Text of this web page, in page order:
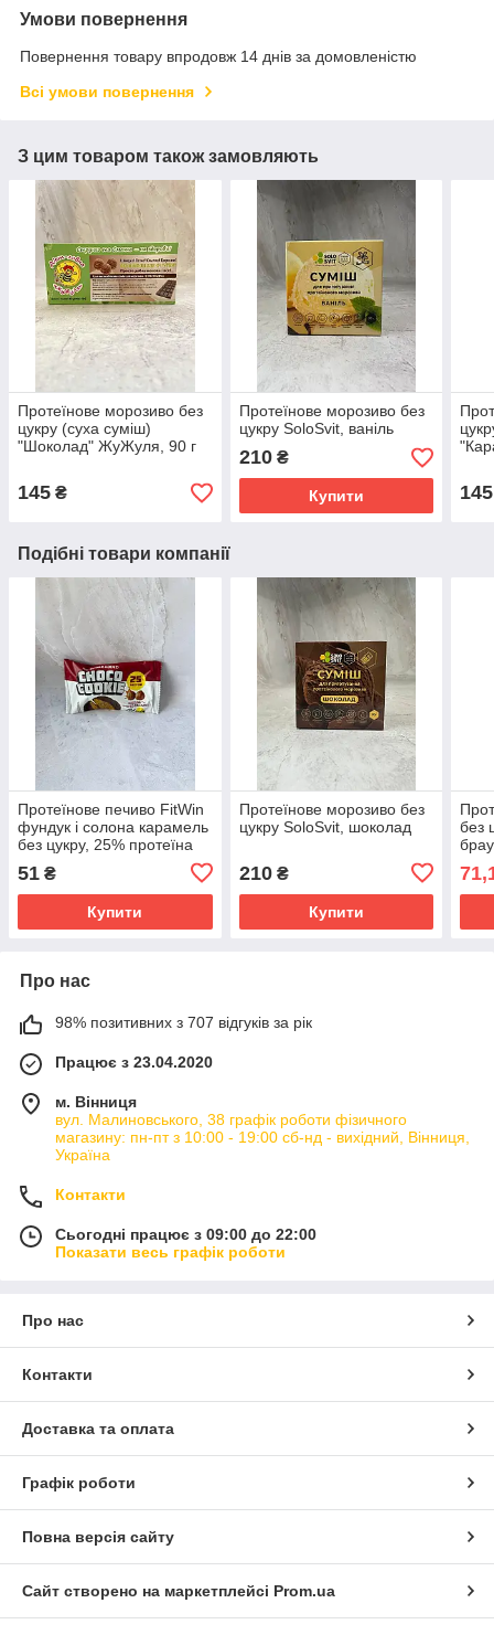
Умови повернення
Повернення товару впродовж 14 днів за домовленістю
Всі умови повернення
З цим товаром також замовляють
Протеїнове морозиво без
цукру (суха суміш)
"Шоколад" ЖуЖуля, 90 г
145 ₴
Протеїнове морозиво без
цукру SoloSvit, ваніль
210₴
Купити 145
Подібні товари компанії
Протеїнове печиво FitWin
фундук і солона карамель
без цукру, 25% протеїна
51 ₴
Купити
Протеїнове морозиво без
цукру SoloSvit, шоколад
210₴
Купити
без
Про нас
98% позитивних з 707 відгуків за рік
Працює з 23.04.2020
м. Вінниця
вул. Малиновського, 38 графік роботи фізичного
магазину: пн-пт з 10:00 - 19:00 сб-нд - вихідний, Вінниця,
Україна
Контакти
Сьогодні працює з 09:00 до 22:00
Показати весь графік роботи
Про нас
Контакти
Доставка та оплата
Графік роботи
Повна версія сайту
Сайт створено на маркетплейсі Prom.ua